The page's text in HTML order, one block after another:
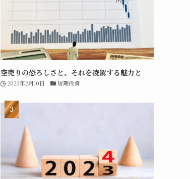
空売りの恐ろしさと、それを凌駕する魅力と
2023年2月10日 短期投資